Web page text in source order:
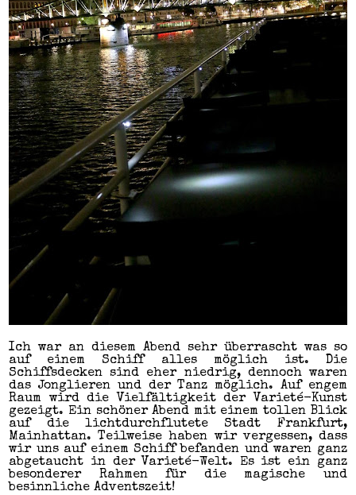
Ich war an diesem Abend sehr überrascht was so
auf einem Schiff alles möglich ist. Die
Schiffsdecken sind eher niedrig, dennoch waren
das Jonglieren und der Tanz möglich. Auf engem
Raum wird die Vielfältigkeit der Varieté-Kunst
gezeigt. Ein schöner Abend mit einem tollen Blick
auf die lichtdurchflutete Stadt Frankfurt,
Mainhattan. Teilweise haben wir vergessen, dass
wir uns auf einem Schiff befanden und waren ganz
abgetaucht in der Varieté-Welt. Es ist ein ganz
besonderer Rahmen für die magische und
besinnliche Adventszeit!